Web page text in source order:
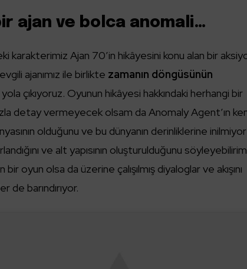
ajan ve bolca anomali…
Ajan 70’in hikâyesini konu alan bir
ajanımız ile birlikte zamanın döngüsünün
çıkıyoruz. Oyunun hikâyesi hakkındaki herhangi bir
detay vermeyecek olsam da Anomaly Agent’ın
olduğunu ve bu dünyanın derinliklerine inilmiyor
ve alt yapısının oluşturulduğunu
bir oyun olsa da üzerine çalışılmış diyaloglar ve akışını
barındırıyor.